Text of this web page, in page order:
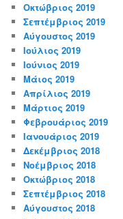
Οκτώβριος 2019
Σεπτέμβριος 2019
Αύγουστος 2019
Ιούλιος 2019
Ιούνιος 2019
Μάιος 2019
Απρίλιος 2019
Μάρτιος 2019
Φεβρουάριος 2019
Ιανουάριος 2019
Δεκέμβριος 2018
Νοέμβριος 2018
Οκτώβριος 2018
Σεπτέμβριος 2018
Αύγουστος 2018